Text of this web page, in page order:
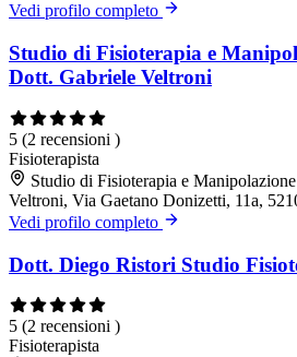
Vedi profilo completo
Studio di Fisioterapia e
Dott. Gabriele Veltroni
5 (2 recensioni )
Fisioterapista
Studio di Fisioterapia e
Veltroni, Via Gaetano Donizetti, 11a,
Vedi profilo completo
Dott. Diego Ristori Studio
5 (2 recensioni )
Fisioterapista